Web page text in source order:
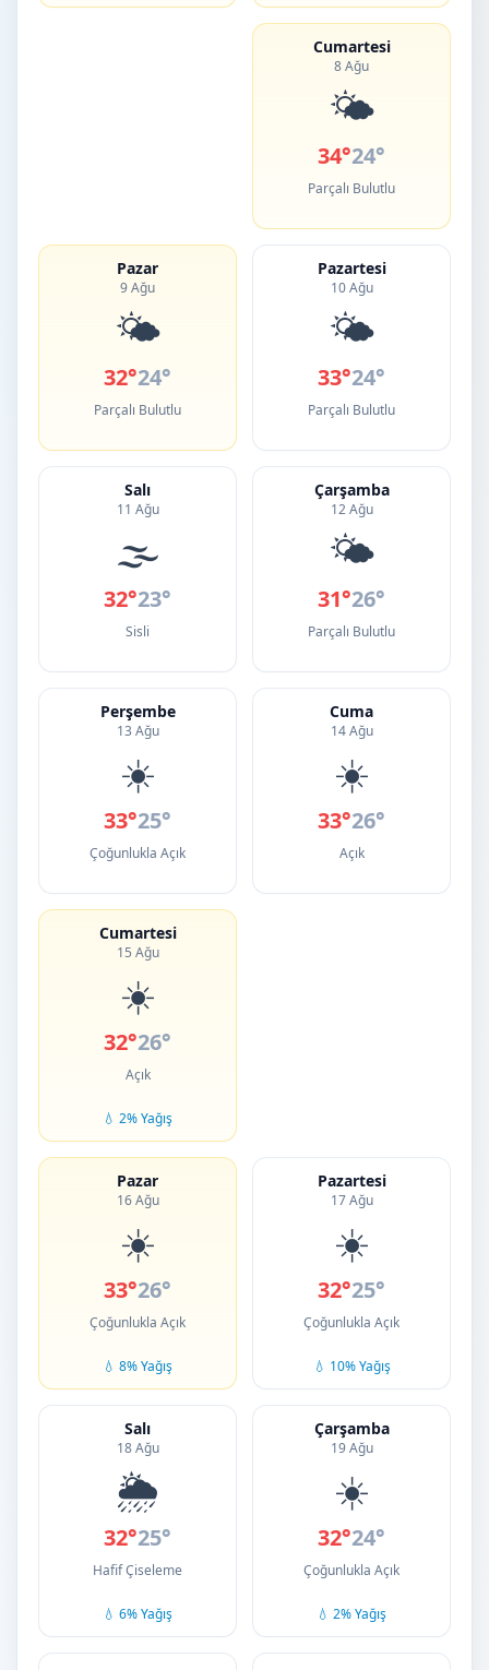
Cumartesi
8 Ağu
🌤️
34°24°
Parçalı Bulutlu
Pazar
9 Ağu
🌤️
32°24°
Parçalı Bulutlu
Pazartesi
10 Ağu
🌤️
33°24°
Parçalı Bulutlu
Salı
11 Ağu
🌫️
32°23°
Sisli
Çarşamba
12 Ağu
🌤️
31°26°
Parçalı Bulutlu
Perşembe
13 Ağu
☀️
33°25°
Çoğunlukla Açık
Cuma
14 Ağu
☀️
33°26°
Açık
Cumartesi
15 Ağu
☀️
32°26°
Açık
💧 2% Yağış
Pazar
16 Ağu
☀️
33°26°
Çoğunlukla Açık
💧 8% Yağış
Pazartesi
17 Ağu
☀️
32°25°
Çoğunlukla Açık
💧 10% Yağış
Salı
18 Ağu
🌦️
32°25°
Hafif Çiseleme
💧 6% Yağış
Çarşamba
19 Ağu
☀️
32°24°
Çoğunlukla Açık
💧 2% Yağış